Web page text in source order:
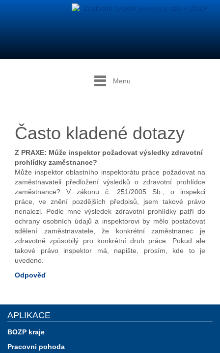
Menu
Často kladené dotazy
Z PRAXE: Může inspektor požadovat výsledky zdravotní
prohlídky zaměstnance?
Může inspektor oblastního inspektorátu práce požadovat na
zaměstnavateli předložení výsledků o zdravotní prohlídce
zaměstnance? V zákonu č. 251/2005 Sb., o inspekci
práce, ve znění pozdějších předpisů, jsem takové právo
nenalezl. Podle mne výsledek zdravotní prohlídky patří do
ochrany osobních údajů a inspektorovi by mělo postačovat
sdělení zaměstnavatele, že konkrétní zaměstnanec je
zdravotně způsobilý pro konkrétní druh práce. Pokud ale
takové právo inspektor má, napište, prosím, kde to je
uvedeno.
Odpověď
APLIKACE
BOZP kraje
Pracovni pohoda